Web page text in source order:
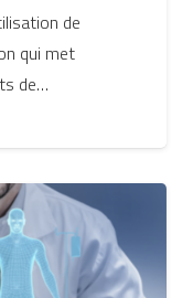
de
qui met
de…